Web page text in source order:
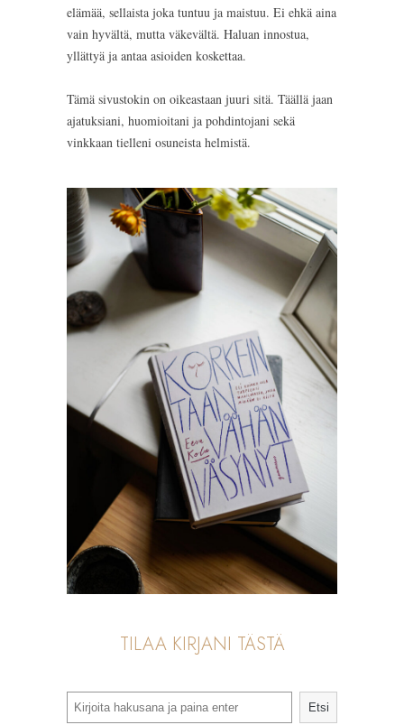
elämää, sellaista joka tuntuu ja maistuu. Ei ehkä aina
vain hyvältä, mutta väkevältä. Haluan innostua,
yllättyä ja antaa asioiden koskettaa.
Tämä sivustokin on oikeastaan juuri sitä. Täällä jaan
ajatuksiani, huomioitani ja pohdintojani sekä
vinkkaan tielleni osuneista helmistä.
TILAA KIRJANI TÄSTÄ
Etsi